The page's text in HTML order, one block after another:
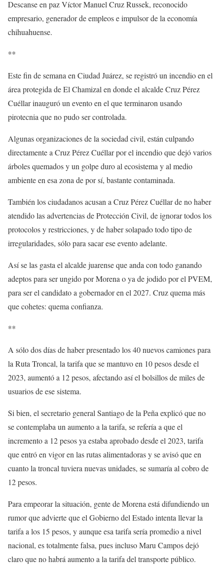
Descanse en paz Víctor Manuel Cruz Russek, reconocido
empresario, generador de empleos e impulsor de la economía
chihuahuense.
**
Este fin de semana en Ciudad Juárez, se registró un incendio en el
área protegida de El Chamizal en donde el alcalde Cruz Pérez
Cuéllar inauguró un evento en el que terminaron usando
pirotecnia que no pudo ser controlada.
Algunas organizaciones de la sociedad civil, están culpando
directamente a Cruz Pérez Cuéllar por el incendio que dejó varios
árboles quemados y un golpe duro al ecosistema y al medio
ambiente en esa zona de por sí, bastante contaminada.
También los ciudadanos acusan a Cruz Pérez Cuéllar de no haber
atendido las advertencias de Protección Civil, de ignorar todos los
protocolos y restricciones, y de haber solapado todo tipo de
irregularidades, sólo para sacar ese evento adelante.
Así se las gasta el alcalde juarense que anda con todo ganando
adeptos para ser ungido por Morena o ya de jodido por el PVEM,
para ser el candidato a gobernador en el 2027. Cruz quema más
que cohetes: quema confianza.
**
A sólo dos días de haber presentado los 40 nuevos camiones para
la Ruta Troncal, la tarifa que se mantuvo en 10 pesos desde el
2023, aumentó a 12 pesos, afectando así el bolsillos de miles de
usuarios de ese sistema.
Si bien, el secretario general Santiago de la Peña explicó que no
se contemplaba un aumento a la tarifa, se refería a que el
incremento a 12 pesos ya estaba aprobado desde el 2023, tarifa
que entró en vigor en las rutas alimentadoras y se avisó que en
cuanto la troncal tuviera nuevas unidades, se sumaría al cobro de
12 pesos.
Para empeorar la situación, gente de Morena está difundiendo un
rumor que advierte que el Gobierno del Estado intenta llevar la
tarifa a los 15 pesos, y aunque esa tarifa sería promedio a nivel
nacional, es totalmente falsa, pues incluso Maru Campos dejó
claro que no habrá aumento a la tarifa del transporte público.